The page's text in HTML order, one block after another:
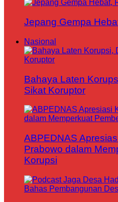
Jepang Gempa
Nasional
Bahaya Laten
Sikat Koruptor
ABPEDNAS
Prabowo dalam
Korupsi